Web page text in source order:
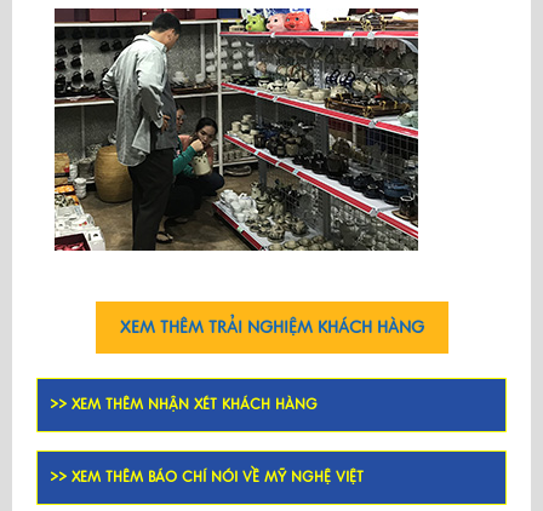
XEM THÊM TRẢI NGHIỆM KHÁCH HÀNG
>> XEM THÊM NHẬN XÉT KHÁCH HÀNG
>> XEM THÊM BÁO CHÍ NÓI VỀ MỸ NGHỆ VIỆT